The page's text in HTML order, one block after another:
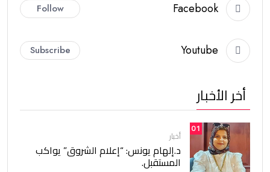
Facebook
Follow
Youtube
Subscribe
أخر الأخبار
01
أخبار
د.إلهام يونس: “إعلام الشروق” يواكب
المستقبل.